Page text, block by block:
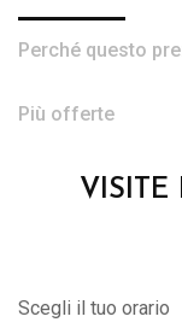
Perché questo
Più offerte
VISITE
Scegli il tuo orario